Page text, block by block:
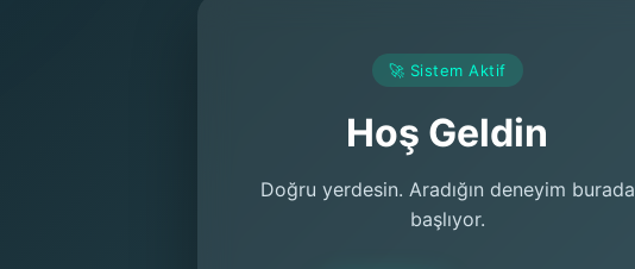
🚀 Sistem Aktif
Hoş Geldin
Doğru yerdesin. Aradığın deneyim burada
başlıyor.